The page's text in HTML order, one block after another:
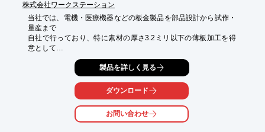
ホームページ: http://www.t-pla.co.jp/
株式会社ワークステーション
当社では、電機・医療機器などの板金製品を部品設計から試作・
量産まで
自社で行っており、特に素材の厚さ3.2ミリ以下の薄板加工を得
意として
大手の取引先企業様より生産依頼をいただいた製品については、
型抜きや曲げなどで加工した複数の部品を主に溶接等で組み付け
要望通りの製品に仕上げるためにどんな接合方法が適切かを検
製品を詳しく見る
ダウンロード
お問い合わせ